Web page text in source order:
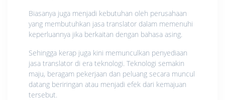
Biasanya juga menjadi kebutuhan oleh perusahaan
yang membutuhkan jasa translator dalam memenuhi
keperluannya jika berkaitan dengan bahasa asing.
Sehingga kerap juga kini memunculkan penyediaan
jasa translator di era teknologi. Teknologi semakin
maju, beragam pekerjaan dan peluang secara muncul
datang beriringan atau menjadi efek dari kemajuan
tersebut.